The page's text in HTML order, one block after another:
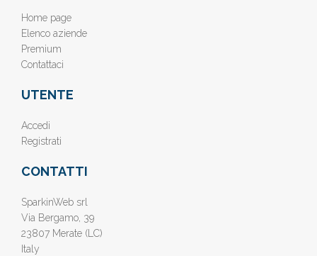
Home page
Elenco aziende
Premium
Contattaci
UTENTE
Accedi
Registrati
CONTATTI
SparkinWeb srl
Via Bergamo, 39
23807 Merate (LC)
Italy